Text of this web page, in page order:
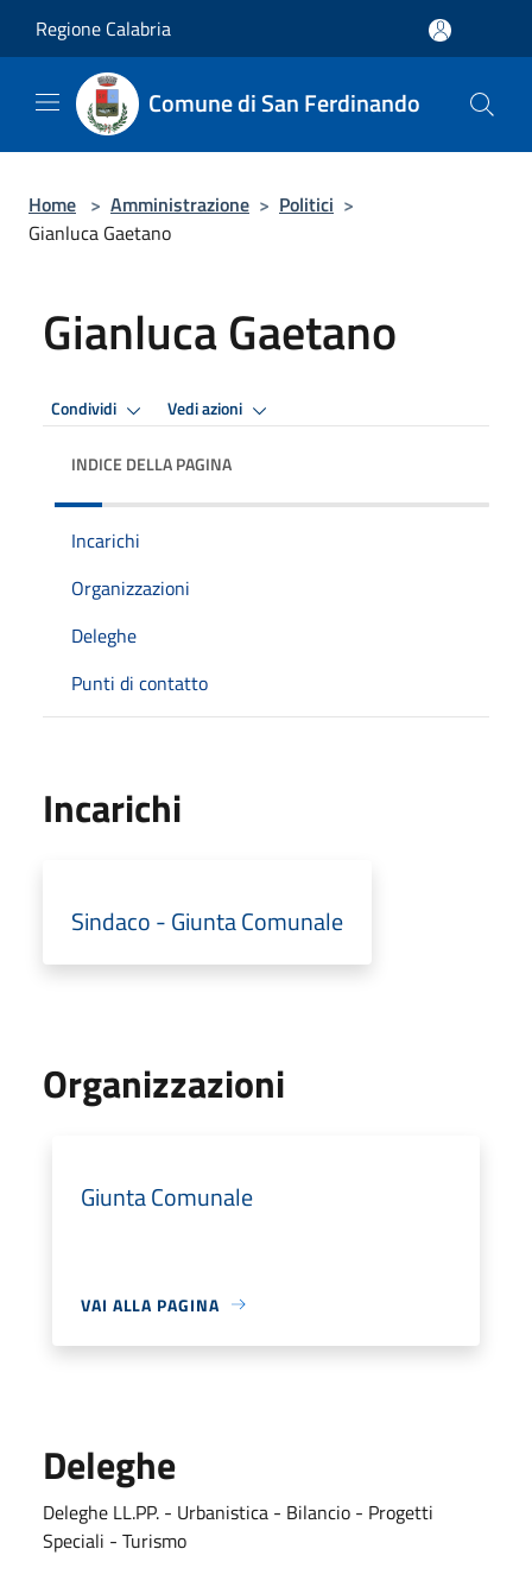
Regione Calabria
Comune di San Ferdinando
Home > Amministrazione > Politici >
Gianluca Gaetano
Gianluca Gaetano
Condividi Vedi azioni
INDICE DELLA PAGINA
Incarichi
Organizzazioni
Deleghe
Punti di contatto
Incarichi
Sindaco - Giunta Comunale
Organizzazioni
Giunta Comunale
VAI ALLA PAGINA
Deleghe
Deleghe LL.PP. - Urbanistica - Bilancio - Progetti
Speciali - Turismo